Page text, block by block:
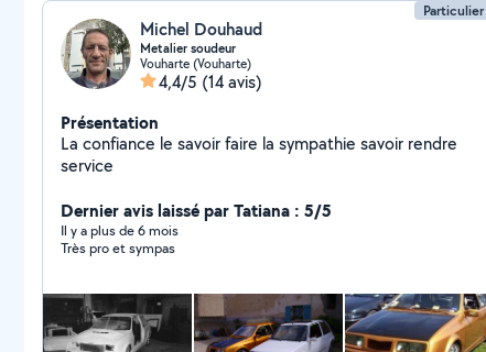
Particulier
Michel Douhaud
Metalier soudeur
Vouharte (Vouharte)
4,4/5 (14 avis)
Présentation
La confiance le savoir faire la sympathie savoir rendre
service
Dernier avis laissé par Tatiana : 5/5
Il y a plus de 6 mois
Très pro et sympas